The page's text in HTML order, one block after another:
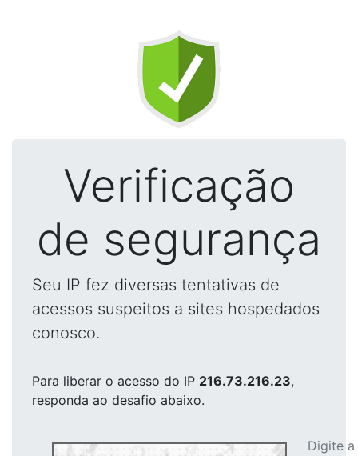
Verificação
de segurança
Seu IP fez diversas tentativas de
acessos suspeitos a sites hospedados
conosco.
Para liberar o acesso do IP 216.73.216.23,
responda ao desafio abaixo.
Digite